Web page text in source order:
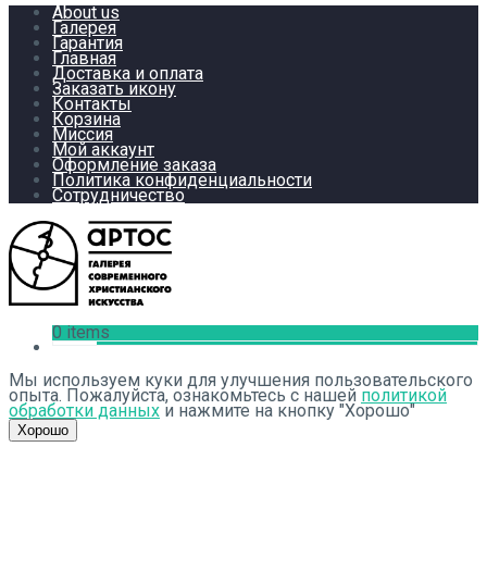
About us
Галерея
Гарантия
Главная
Доставка и оплата
Заказать икону
Контакты
Корзина
Миссия
Мой аккаунт
Оформление заказа
Политика конфиденциальности
Сотрудничество
0 items
Мы используем куки для улучшения пользовательского
опыта. Пожалуйста, ознакомьтесь с нашей политикой
обработки данных и нажмите на кнопку "Хорошо"
Хорошо